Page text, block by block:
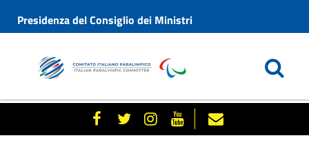
Presidenza del Consiglio dei Ministri